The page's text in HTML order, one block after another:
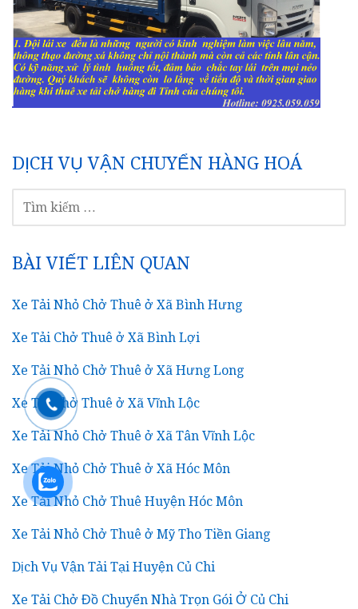
DỊCH VỤ VẬN CHUYỂN HÀNG HOÁ
KIẾM
BÀI VIẾT LIÊN QUAN
Xe Tải Nhỏ Chở Thuê ở Xã Bình Hưng
Xe Tải Chở Thuê ở Xã Bình Lợi
Xe Tải Nhỏ Chở Thuê ở Xã Hưng Long
Xe Tải Chở Thuê ở Xã Vĩnh Lộc
Xe Tải Nhỏ Chở Thuê ở Xã Tân Vĩnh Lộc
Xe Tải Nhỏ Chở Thuê ở Xã Hóc Môn
Xe Tải Nhỏ Chở Thuê Huyện Hóc Môn
Xe Tải Nhỏ Chở Thuê ở Mỹ Tho Tiền Giang
Dịch Vụ Vận Tải Tại Huyện Củ Chi
Xe Tải Chở Đồ Chuyển Nhà Trọn Gói Ở Củ Chi